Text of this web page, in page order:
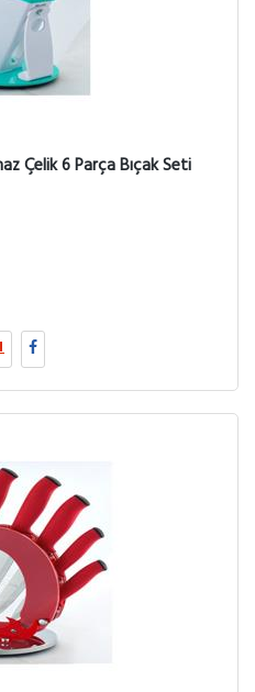
Çelik 6 Parça Bıçak Seti